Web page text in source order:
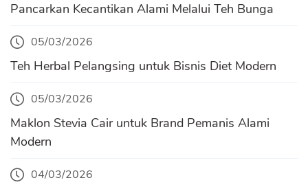
Pancarkan Kecantikan Alami Melalui Teh Bunga
05/03/2026
Teh Herbal Pelangsing untuk Bisnis Diet Modern
05/03/2026
Maklon Stevia Cair untuk Brand Pemanis Alami
Modern
04/03/2026